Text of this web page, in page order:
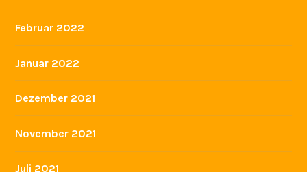
Februar 2022
Januar 2022
Dezember 2021
November 2021
Juli 2021